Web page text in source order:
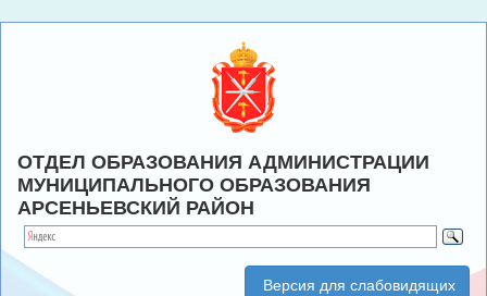
ОТДЕЛ ОБРАЗОВАНИЯ АДМИНИСТРАЦИИ
МУНИЦИПАЛЬНОГО ОБРАЗОВАНИЯ
АРСЕНЬЕВСКИЙ РАЙОН
Версия для слабовидящих